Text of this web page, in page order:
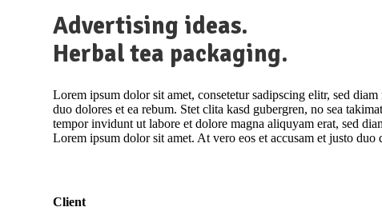
Advertising ideas.
Herbal tea packaging.
Lorem ipsum dolor sit amet, consetetur sadipscing elitr, sed
duo dolores et ea rebum. Stet clita kasd gubergren, no sea
tempor invidunt ut labore et dolore magna aliquyam erat, sed
Lorem ipsum dolor sit amet. At vero eos et accusam et justo
Client